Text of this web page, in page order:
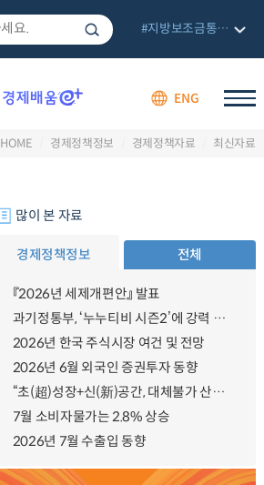
ENG
#지방보조금통합관리망
HOME 경제정책정보 경제정책자료 최신자료
많이 본 자료
경제정책정보 전체
『2026년 세제개편안』 발표
과기정통부, ‘누누티비 시즌2’에 강력 대응 의지 밝혀
2026년 한국 주식시장 여건 및 전망
2026년 6월 외국인 증권투자 동향
“초(超)성장+신(新)공간, 대체불가 산업강국”
7월 소비자물가는 2.8% 상승
2026년 7월 수출입 동향